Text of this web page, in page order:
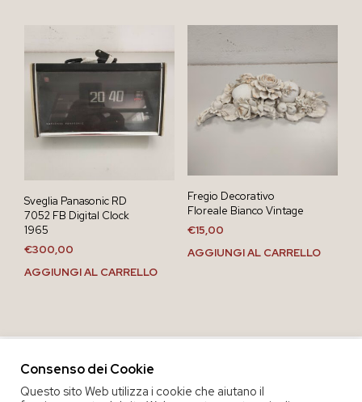
Sveglia Panasonic RD
7052 FB Digital Clock
1965
€300,00
AGGIUNGI AL CARRELLO
Fregio Decorativo
Floreale Bianco Vintage
€15,00
AGGIUNGI AL CARRELLO
Consenso dei Cookie
Questo sito Web utilizza i cookie che aiutano il